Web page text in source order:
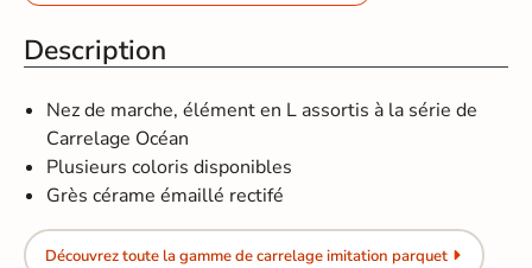
Description
Nez de marche, élément en L assortis à la série de
Carrelage Océan
Plusieurs coloris disponibles
Grès cérame émaillé rectifé
Découvrez toute la gamme de carrelage imitation parquet